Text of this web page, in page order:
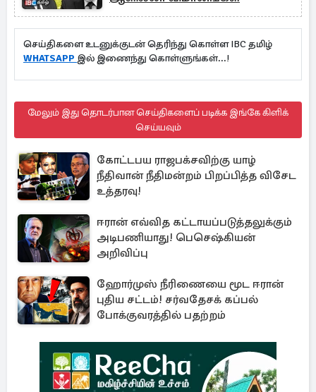
செய்திகளை உடனுக்குடன் தெரிந்து கொள்ள IBC தமிழ்
WHATSAPP இல் இணைந்து கொள்ளுங்கள்...!
மேலும் இது தொடர்பான செய்திகளைப் படிக்க இங்கே கிளிக்
செய்யவும்
கோட்டபய ராஜபக்சவிற்கு யாழ்
நீதிவான் நீதிமன்றம் பிறப்பித்த விசேட
உத்தரவு!
ஈரான் எவ்வித கட்டாயப்படுத்தலுக்கும்
அடிபணியாது! பெசெஷ்கியன்
அறிவிப்பு
ஹோர்முஸ் நீரிணையை மூட ஈரான்
புதிய சட்டம்! சர்வதேசக் கப்பல்
போக்குவரத்தில் பதற்றம்